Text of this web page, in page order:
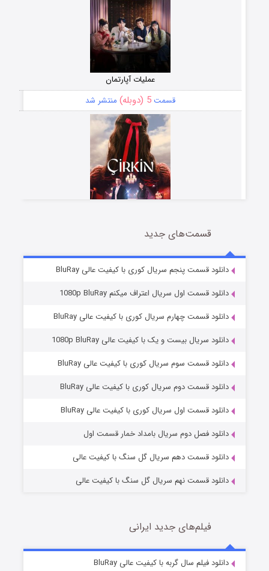
عملیات آپارتمان
قسمت5 (دوبله) منتشر شد
سریال زشت
قسمت2 (زیرنویس) منتشر شد
مردگان متحرک: شهر مرده ۳
قسمت2 (زیرنویس) منتشر شد
قسمت7 (زیرنویس) منتشر شد
قسمت‌های جدید
دانلود قسمت پنجم سریال کوری با کیفیت عالی BluRay
دانلود قسمت اول سریال اعتراف میکنم 1080p BluRay
دانلود قسمت چهارم سریال کوری با کیفیت عالی BluRay
دانلود سریال بیست و یک با کیفیت عالی 1080p BluRay
دانلود قسمت سوم سریال کوری با کیفیت عالی BluRay
دانلود قسمت دوم سریال کوری با کیفیت عالی BluRay
دانلود قسمت اول سریال کوری با کیفیت عالی BluRay
دانلود فصل دوم سریال بامداد خمار قسمت اول
دانلود قسمت دهم سریال گل سنگ با کیفیت عالی
دانلود قسمت نهم سریال گل سنگ با کیفیت عالی
فیلم‌های جدید ایرانی
دانلود فیلم سال گربه با کیفیت عالی BluRay